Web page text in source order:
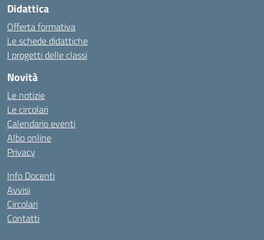
Didattica
Offerta formativa
Le schede didattiche
I progetti delle classi
Novità
Le notizie
Le circolari
Calendario eventi
Albo online
Privacy
Info Docenti
Avvisi
Circolari
Contatti